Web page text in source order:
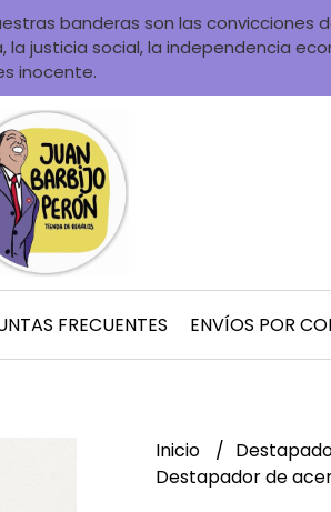
banderas son las convicciones
justicia social, la independencia
inocente.
FRECUENTES ENVÍOS POR
Inicio
Destapador de